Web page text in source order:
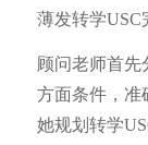
薄发转学USC
顾问老师首先
方面条件，准
她规划转学